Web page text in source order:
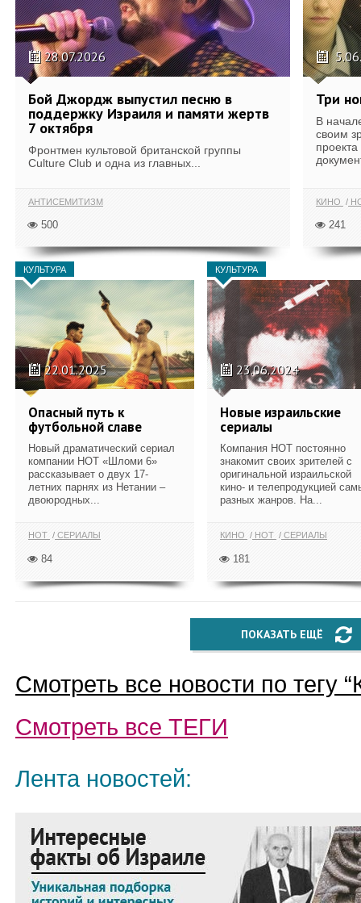
28.07.2026
Бой Джордж выпустил песню в
поддержку Израиля и памяти жертв
7 октября
Фронтмен культовой британской группы
Culture Club и одна из главных...
АНТИСЕМИТИЗМ
500
Три
В
своим
КИНО
241
КУЛЬТУРА
22.01.2025
Опасный путь к
футбольной славе
Новый драматический сериал
компании НОТ «Шломи 6»
рассказывает о двух 17-
летних парнях из Нетании –
двоюродных...
HOT СЕРИАЛЫ
84
КУЛЬТУРА
23.06.2024
Новые израильские
сериалы
Компания НОТ постоянно
знакомит своих зрителей с
оригинальной израильской
кино- и телепродукцией
разных жанров. На...
КИНО HOT СЕРИАЛЫ
181
ПОКАЗАТЬ ЕЩЁ
Смотреть все новости по тегу “
Смотреть все ТЕГИ
Лента новостей: